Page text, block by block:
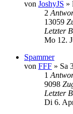
von JoshyJS »
2
13059
Letzter
Mo 12.
Spammer
von FFF » Sa
1
9098
Letzter
Di 6.